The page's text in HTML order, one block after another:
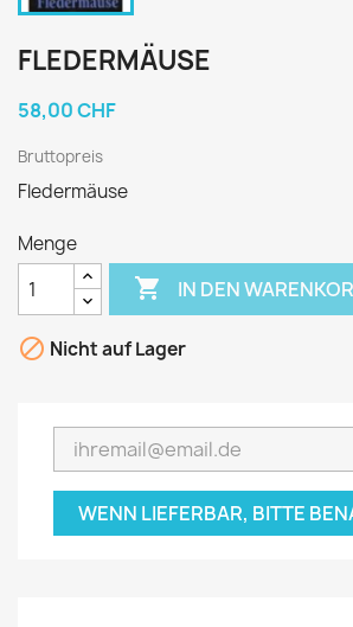
FLEDERMÄUSE
58,00 CHF
Bruttopreis
Fledermäuse
Menge
 IN DEN
 Nicht auf Lager
WENN LIEFERBAR, BITTE